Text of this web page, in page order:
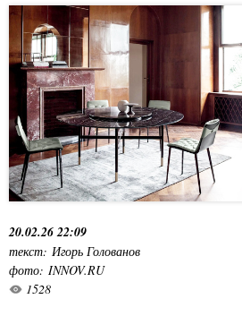
20.02.26 22:09
текст: Игорь Голованов
фото: INNOV.RU
1528